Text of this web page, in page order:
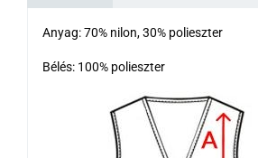
Anyag: 70% nilon, 30% polieszter
Bélés: 100% polieszter